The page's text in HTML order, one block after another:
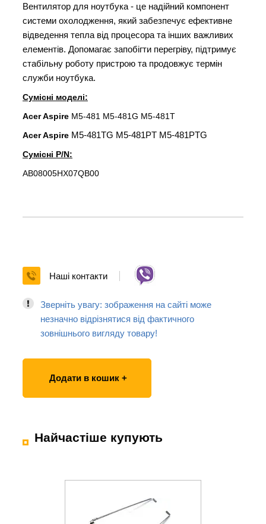
Вентилятор для ноутбука - це надійний компонент
системи охолодження, який забезпечує ефективне
відведення тепла від процесора та інших важливих
елементів. Допомагає запобігти перегріву, підтримує
стабільну роботу пристрою та продовжує термін
служби ноутбука.
Сумісні моделі:
Acer Aspire M5-481 M5-481G M5-481T
Acer Aspire M5-481TG M5-481PT M5-481PTG
Сумісні P/N:
AB08005HX07QB00
Наші контакти
Зверніть увагу: зображення на сайті може
незначно відрізнятися від фактичного
зовнішнього вигляду товару!
Додати в кошик +
Найчастіше купують